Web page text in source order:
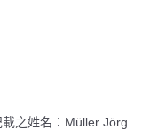
之姓名：Müller Jörg